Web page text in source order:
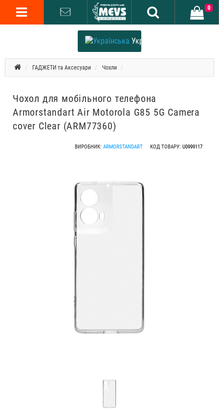
Українська
0
ГАДЖЕТИ та Аксесуари Чохли
Чохол для мобільного телефона
Armorstandart Air Motorola G85 5G Camera
cover Clear (ARM77360)
ВИРОБНИК: ARMORSTANDART КОД ТОВАРУ: U0999117